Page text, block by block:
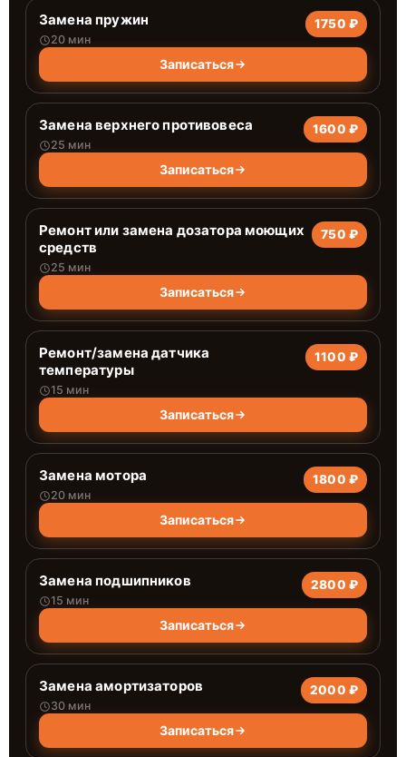
Замена пружин
20 мин
1750 ₽
Записаться
Замена верхнего противовеса
25 мин
1600 ₽
Записаться
Ремонт или замена дозатора моющих
средств
25 мин
750 ₽
Записаться
Ремонт/замена датчика
температуры
15 мин
1100 ₽
Записаться
Замена мотора
20 мин
1800 ₽
Записаться
Замена подшипников
15 мин
2800 ₽
Записаться
Замена амортизаторов
30 мин
2000 ₽
Записаться